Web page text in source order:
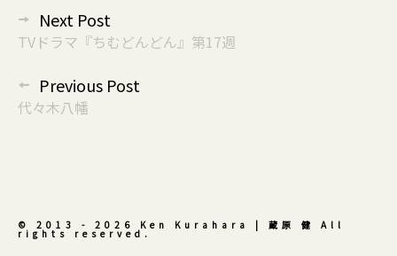
投
稿
ビ
ゲ
ン
Next Post
TVドラマ『ちむどんどん』第17週
Previous Post
代々木八幡
© 2013 - 2026 Ken Kurahara | 蔵原 健 All
rights reserved.